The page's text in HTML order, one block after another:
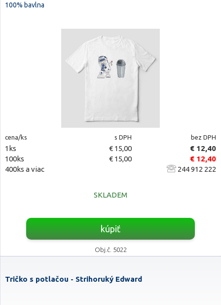
100% bavlna
cena/ks s DPH bez DPH
1ks € 15,00
€ 12,40
100ks
€ 15,00
€ 12,40
400ks a viac
244 912 222
SKLADEM
kúpiť
Obj.č. 5022
Tričko s potlačou - Strihoruký Edward